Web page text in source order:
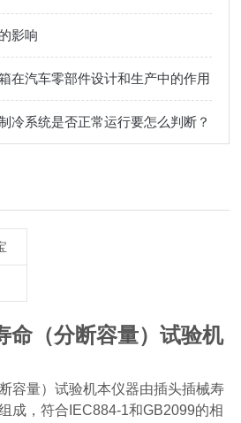
影响
在汽车零部件设计和生产中的作用
冷系统是否正常运行要怎么判断？
命（分断容量）试验机
容量）试验机本仪器由插头插械寿
成，符合 IEC884-1和GB2099的相